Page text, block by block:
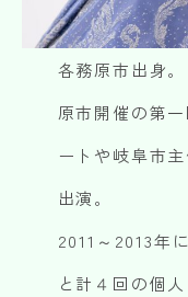
各務原市出身
原市開催の第
ートや岐阜市
出演。
2011～2013年
と計４回の個